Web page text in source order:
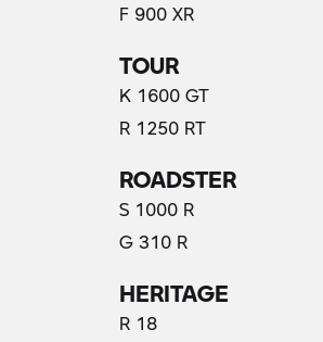
F 900 XR
TOUR
K 1600 GT(актуални)
R 1250 RT
ROADSTER
S 1000 R
G 310 R
HERITAGE
R 18